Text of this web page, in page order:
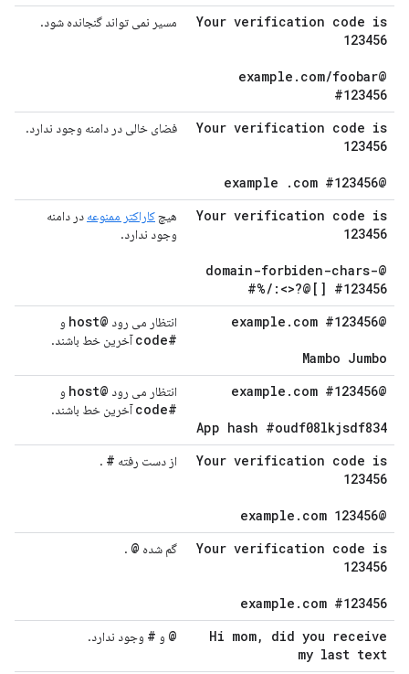
Your verification code is
123456
@example
. com/foobar
#123456
مسیر نمی تواند گنجانده شود.
Your verification code is
123456
@example
. com #123456
فضای خالی در دامنه وجود ندارد.
Your verification code is
123456
@domain-forbiden-chars-
#%/ :<>?@[] #123456
هیچکاراکتر ممنوعه در دامنه
وجود ندارد.
@example
. com #123456
Mambo Jumbo
انتظار می رود @host و
#code آخرین خط باشند.
@example
. com #123456
App hash #oudf08lkjsdf834
انتظار می رود @host و
#code آخرین خط باشند.
Your verification code is
123456
@example
. com 123456
از دست رفته #
.
Your verification code is
123456
example . com #123456
گم شده @
.
Hi mom,
did you receive
my last text
@ و # وجود ندارد.